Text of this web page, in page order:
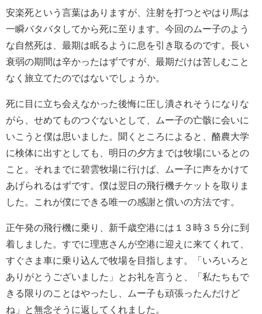
安楽死という言葉はありますが、注射を打つとやはり馬は
一瞬バタバタしてから死に至ります。今回のムー子のよう
な自然死は、最期は眠るように息を引き取るのです。長い
衰弱の期間は辛かったはずですが、最期だけは苦しむこと
なく旅立てたのではないでしょうか。
死に目に立ち会えなかった後悔に圧し潰されそうになりな
がら、せめてものつぐないとして、ムー子の亡骸に会いに
いこうと僕は思いました。聞くところによると、酪農大学
に検体に出すとしても、明日の夕方までは牧場にいるとの
こと。それまでに碧雲牧場に行けば、ムー子に声をかけて
あげられるはずです。僕は翌日の飛行機チケットを取りま
した。これが僕にできる唯一の感謝と償いの方法です。
正午発の飛行機に乗り、新千歳空港には１３時３５分に到
着しました。すでに理恵さんが空港に迎えに来てくれて、
すぐさま車に乗り込んで牧場を目指します。「いろいろと
ありがとうございました」とお礼を言うと、「私たちもで
きる限りのことはやったし、ムー子も頑張ったんだけど
ね」と無念そうに返してくれました。